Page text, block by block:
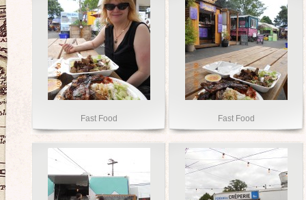
Fast Food Fast Food